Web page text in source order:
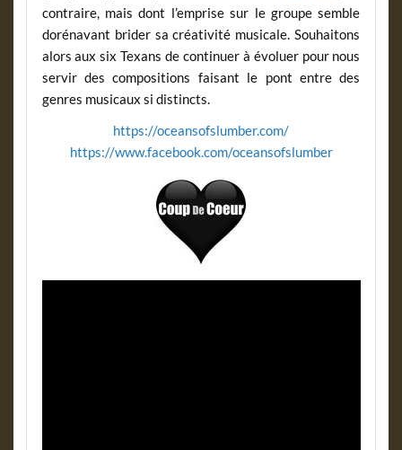
contraire, mais dont l’emprise sur le groupe semble
dorénavant brider sa créativité musicale. Souhaitons
alors aux six Texans de continuer à évoluer pour nous
servir des compositions faisant le pont entre des
genres musicaux si distincts.
https://oceansofslumber.com/
https://www.facebook.com/oceansofslumber